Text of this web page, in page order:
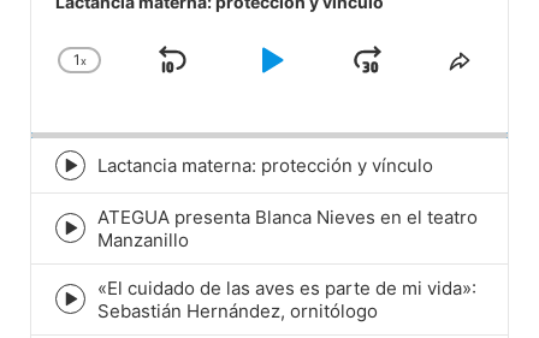
Change
1x
Skip
Play
JumpShare
Episode
play
icon
Lactancia materna: protección y vínculo
Episode
play
icon
ATEGUA presenta Blanca Nieves en el teatro
Manzanillo
Episode
play
«El cuidado de las aves es parte de mi vida»:
Sebastián Hernández, ornitólogo